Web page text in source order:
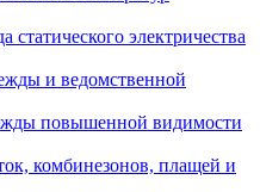
статического электричества
и ведомственной
повышенной видимости
комбинезонов, плащей и